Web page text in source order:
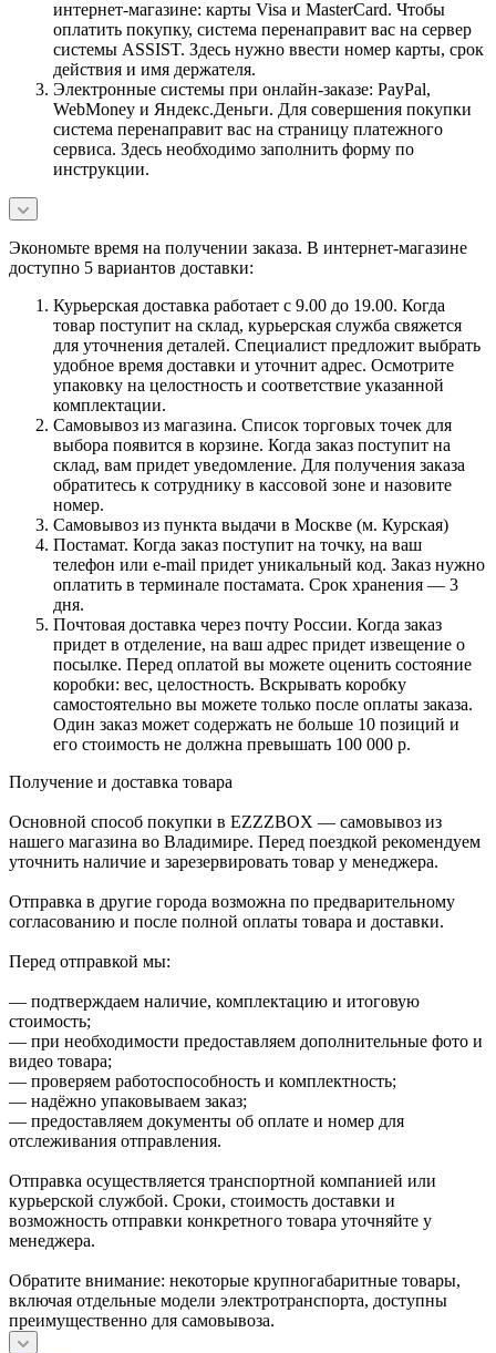
интернет-магазине: карты Visa и MasterCard. Чтобы
оплатить покупку, система перенаправит вас на сервер
системы ASSIST. Здесь нужно ввести номер карты, срок
действия и имя держателя.
Электронные системы при онлайн-заказе: PayPal,
WebMoney и Яндекс.Деньги. Для совершения покупки
система перенаправит вас на страницу платежного
сервиса. Здесь необходимо заполнить форму по
инструкции.
Экономьте время на получении заказа. В интернет-магазине
доступно 5 вариантов доставки:
Курьерская доставка работает с 9.00 до 19.00. Когда
товар поступит на склад, курьерская служба свяжется
для уточнения деталей. Специалист предложит выбрать
удобное время доставки и уточнит адрес. Осмотрите
упаковку на целостность и соответствие указанной
комплектации.
Самовывоз из магазина. Список торговых точек для
выбора появится в корзине. Когда заказ поступит на
склад, вам придет уведомление. Для получения заказа
обратитесь к сотруднику в кассовой зоне и назовите
номер.
Самовывоз из пункта выдачи в Москве (м. Курская)
Постамат. Когда заказ поступит на точку, на ваш
телефон или e-mail придет уникальный код. Заказ нужно
оплатить в терминале постамата. Срок хранения — 3
дня.
Почтовая доставка через почту России. Когда заказ
придет в отделение, на ваш адрес придет извещение о
посылке. Перед оплатой вы можете оценить состояние
коробки: вес, целостность. Вскрывать коробку
самостоятельно вы можете только после оплаты заказа.
Один заказ может содержать не больше 10 позиций и
его стоимость не должна превышать 100 000 р.
Получение и доставка товара
Основной способ покупки в EZZZBOX — самовывоз из
нашего магазина во Владимире. Перед поездкой рекомендуем
уточнить наличие и зарезервировать товар у менеджера.
Отправка в другие города возможна по предварительному
согласованию и после полной оплаты товара и доставки.
Перед отправкой мы:
— подтверждаем наличие, комплектацию и итоговую
стоимость;
— при необходимости предоставляем дополнительные фото и
видео товара;
— проверяем работоспособность и комплектность;
— надёжно упаковываем заказ;
— предоставляем документы об оплате и номер для
отслеживания отправления.
Отправка осуществляется транспортной компанией или
курьерской службой. Сроки, стоимость доставки и
возможность отправки конкретного товара уточняйте у
менеджера.
Обратите внимание: некоторые крупногабаритные товары,
включая отдельные модели электротранспорта, доступны
преимущественно для самовывоза.